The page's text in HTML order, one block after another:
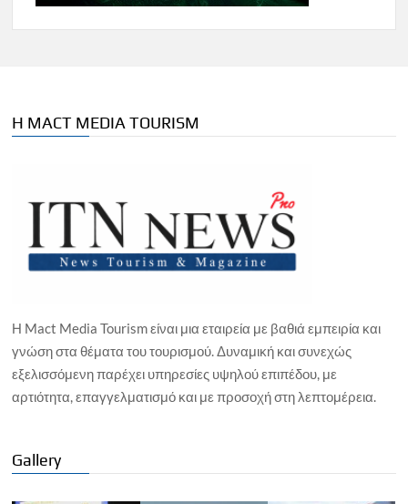
Η MACT MEDIA TOURISM
Η Mact Media Tourism είναι μια εταιρεία με βαθιά εμπειρία και
γνώση στα θέματα του τουρισμού. Δυναμική και συνεχώς
εξελισσόμενη παρέχει υπηρεσίες υψηλού επιπέδου, με
αρτιότητα, επαγγελματισμό και με προσοχή στη λεπτομέρεια.
Gallery